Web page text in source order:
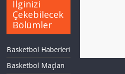
İlginizi
Çekebilecek
Bölümler
Basketbol Haberleri
Basketbol Maçları